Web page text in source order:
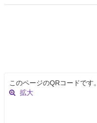
このページのQRコードです。
拡大